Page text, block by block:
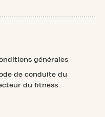
générales
de conduite du
du fitness